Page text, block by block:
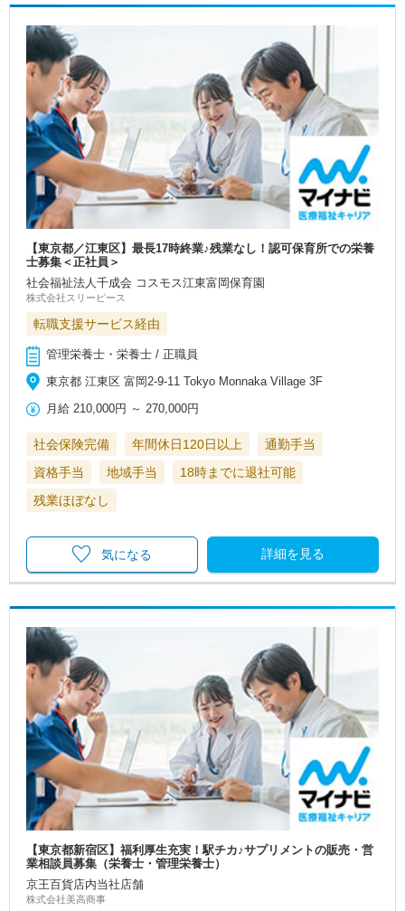
【東京都／江東区】最長17時終業♪残業なし！認可保育所での栄養
士募集＜正社員＞
社会福祉法人千成会 コスモス江東富岡保育園
株式会社スリーピース
転職支援サービス経由
管理栄養士・栄養士 / 正職員
東京都 江東区 富岡2-9-11 Tokyo Monnaka Village 3F
月給 210,000円 ～270,000円
社会保険完備 年間休日120日以上
通勤手当
資格手当
地域手当
18時までに退社可能
残業ほぼなし
詳細を見る
気になる
【東京都新宿区】福利厚生充実！駅チカ♪サプリメントの販売・営
業相談員募集（栄養士・管理栄養士）
京王百貨店内当社店舗
株式会社美高商事